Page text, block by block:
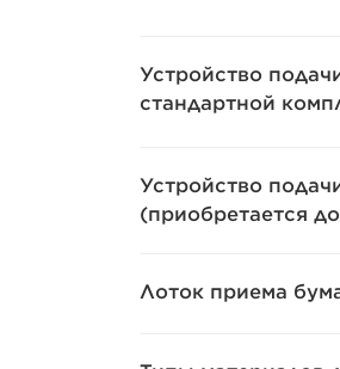
Устройство
стандартной
Устройство
(приобретается
Лоток приема